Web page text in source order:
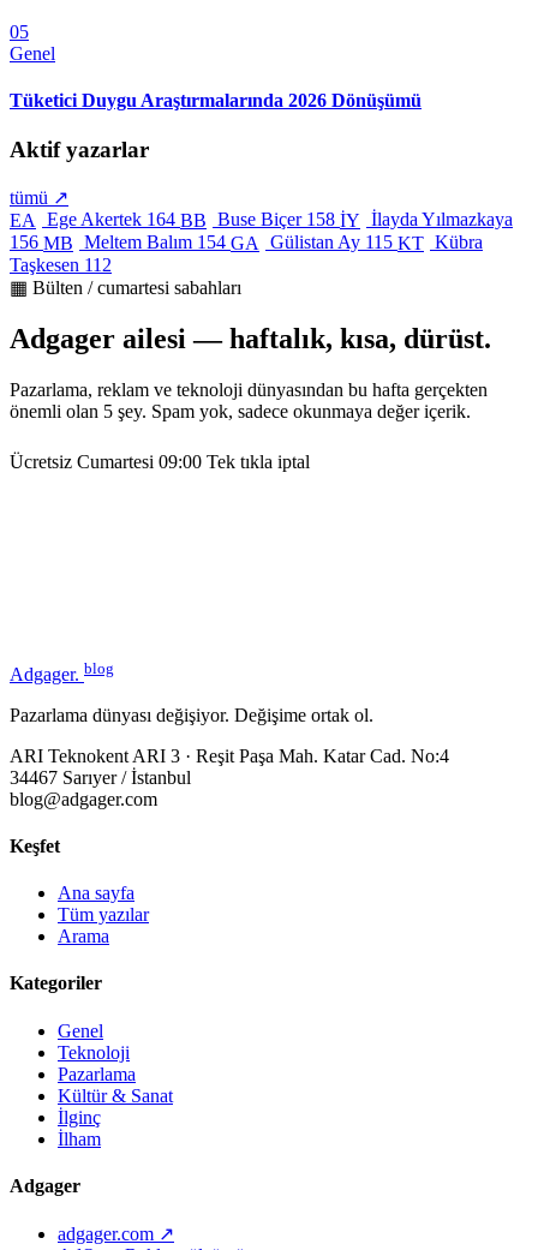
05
Genel
Tüketici Duygu Araştırmalarında 2026 Dönüşümü
Aktif yazarlar
tümü ↗
EA
Ege Akertek 164 BB Buse Biçer 158 İY İlayda Yılmazkaya
156 MB Meltem Balım 154 GA Gülistan Ay 115 KT Kübra
Taşkesen 112
▦ Bülten / cumartesi sabahları
Adgager ailesi — haftalık, kısa, dürüst.
Pazarlama, reklam ve teknoloji dünyasından bu hafta gerçekten
önemli olan 5 şey. Spam yok, sadece okunmaya değer içerik.
Ücretsiz Cumartesi 09:00 Tek tıkla iptal
Adgager. blog
Pazarlama dünyası değişiyor. Değişime ortak ol.
ARI Teknokent ARI 3 · Reşit Paşa Mah. Katar Cad. No:4
34467 Sarıyer / İstanbul
blog@adgager.com
Keşfet
Ana sayfa
Tüm yazılar
Arama
Kategoriler
Genel
Teknoloji
Pazarlama
Kültür & Sanat
İlginç
İlham
Adgager
adgager.com ↗